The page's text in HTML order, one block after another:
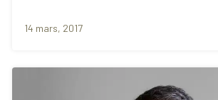
14 mars, 2017